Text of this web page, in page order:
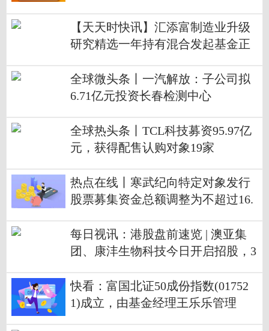
【天天时快讯】汇添富制造业升级
研究精选一年持有混合发起基金正
全球微头条丨一汽解放：子公司拟
6.71亿元投资长春检测中心
全球热头条丨TCL科技募资95.97亿
元，获得配售认购对象19家
热点在线丨寒武纪向特定对象发行
股票募集资金总额调整为不超过16.
每日视讯：港股盘前速览 | 澳亚集
团、康沣生物科技今日开启招股，3
快看：富国北证50成份指数(01752
1)成立，由基金经理王乐乐管理